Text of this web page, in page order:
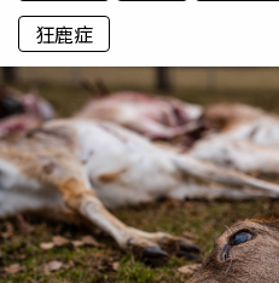
狂鹿症